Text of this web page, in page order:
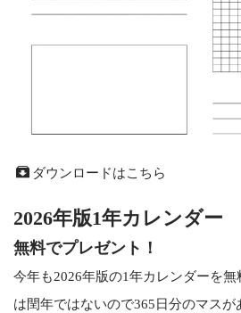
ダウンロードはこちら
2026年版1年カレンダー
無料でプレゼント！
今年も2026年版の1年カレンダーを
は閏年ではないので365日分のマスが